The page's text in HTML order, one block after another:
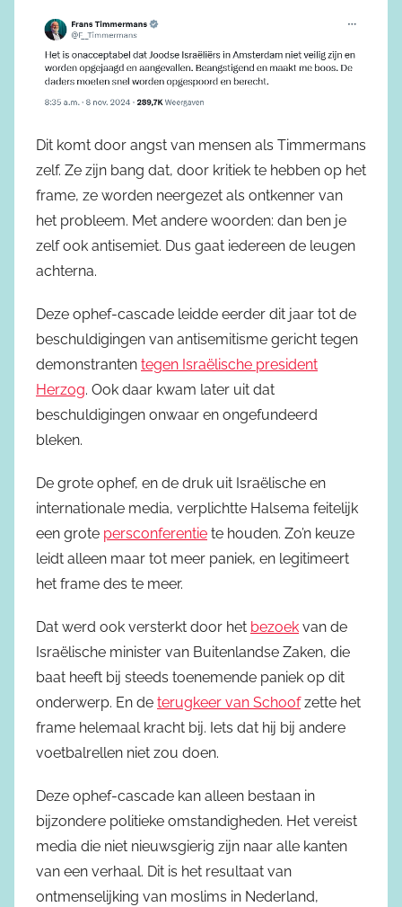
Dit komt door angst van mensen als Timmermans
zelf. Ze zijn bang dat, door kritiek te hebben op het
frame, ze worden neergezet als ontkenner van
het probleem. Met andere woorden: dan ben je
zelf ook antisemiet. Dus gaat iedereen de leugen
achterna.
Deze ophef-cascade leidde eerder dit jaar tot de
beschuldigingen van antisemitisme gericht tegen
demonstranten tegen Israëlische president
Herzog. Ook daar kwam later uit dat
beschuldigingen onwaar en ongefundeerd
bleken.
De grote ophef, en de druk uit Israëlische en
internationale media, verplichtte Halsema feitelijk
een grote persconferentie te houden. Zo’n keuze
leidt alleen maar tot meer paniek, en legitimeert
het frame des te meer.
Dat werd ook versterkt door het bezoek van de
Israëlische minister van Buitenlandse Zaken, die
baat heeft bij steeds toenemende paniek op dit
onderwerp. En de terugkeer van Schoofzette het
frame helemaal kracht bij. Iets dat hij bij andere
voetbalrellen niet zou doen.
Deze ophef-cascade kan alleen bestaan in
bijzondere politieke omstandigheden. Het vereist
media die niet nieuwsgierig zijn naar alle kanten
van een verhaal. Dit is het resultaat van
ontmenselijking van moslims in Nederland,